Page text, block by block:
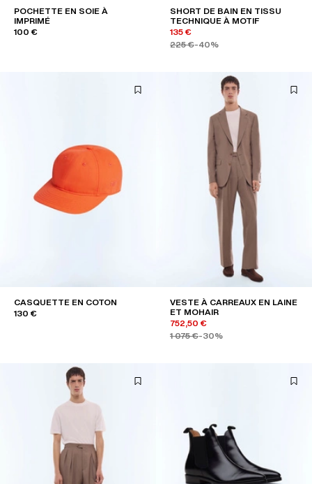
POCHETTE EN SOIE À
IMPRIMÉ
100 €
SHORT DE BAIN EN TISSU
TECHNIQUE À MOTIF
135 €
225 €-40%
CASQUETTE EN COTON
130 €
VESTE À CARREAUX EN LAINE
ET MOHAIR
752,50 €
1 075 €-30%